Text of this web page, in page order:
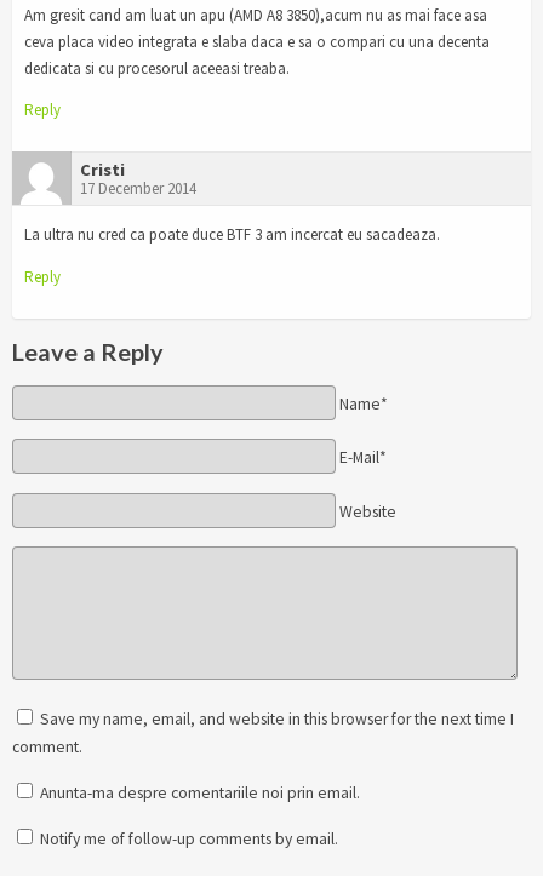
Am gresit cand am luat un apu (AMD A8 3850),acum nu as mai face asa
ceva placa video integrata e slaba daca e sa o compari cu una decenta
dedicata si cu procesorul aceeasi treaba.
Reply
Cristi
17 December 2014
La ultra nu cred ca poate duce BTF 3 am incercat eu sacadeaza.
Reply
Leave a Reply
Name*
E-Mail*
Website
Save my name, email, and website in this browser for the next time I
comment.
Anunta-ma despre comentariile noi prin email.
Notify me of follow-up comments by email.